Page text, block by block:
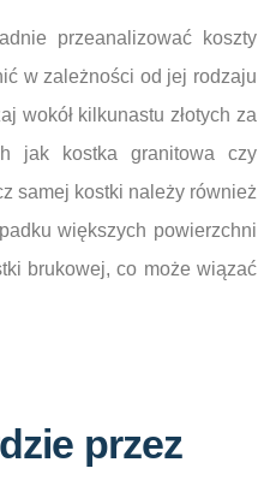
przeanalizować koszty
w zależności od jej rodzaju
wokół kilkunastu złotych za
jak kostka granitowa czy
samej kostki należy również
większych powierzchni
brukowej, co może wiązać
przez